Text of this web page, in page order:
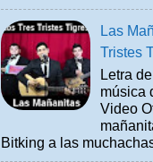
Las
Tristes
Letra
música
Video
Bitking a las